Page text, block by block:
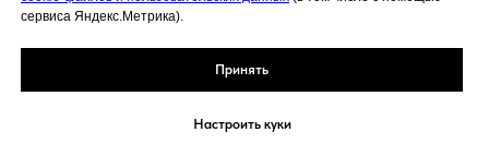
сервиса Яндекс.Метрика).
Принять
Настроить куки
"Яндекс метрика"